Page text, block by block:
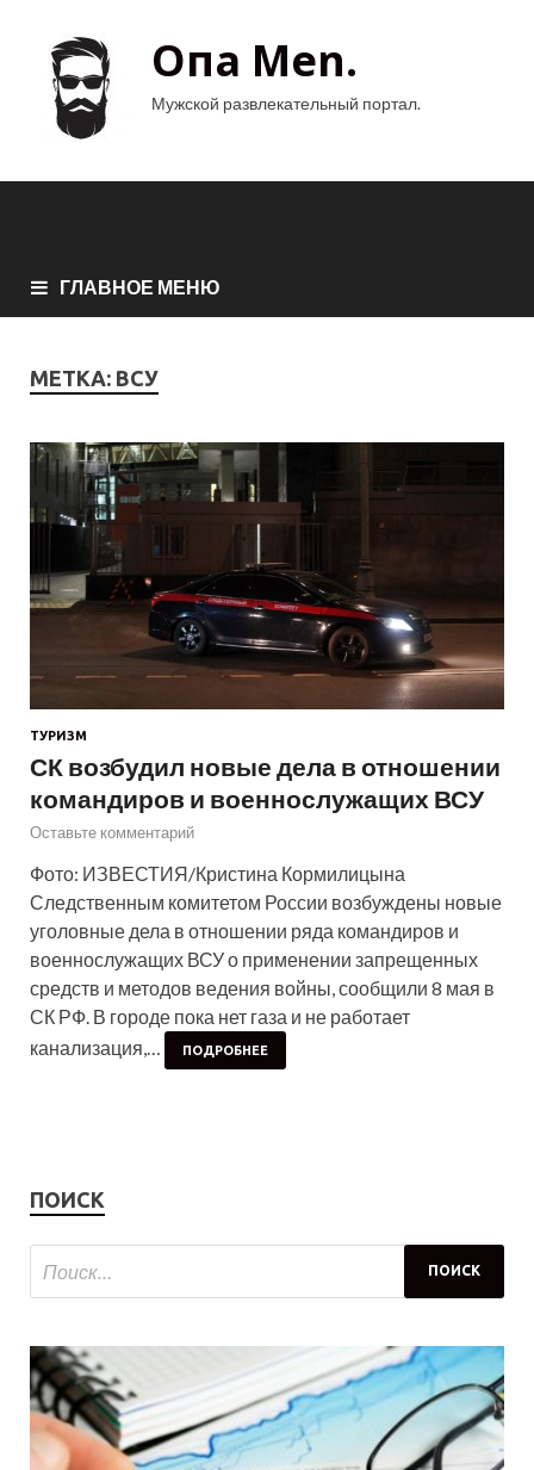
Опа Men.
Мужской развлекательный портал.
ГЛАВНОЕ МЕНЮ
МЕТКА: ВСУ
ТУРИЗМ
СК возбудил новые дела в отношении
командиров и военнослужащих ВСУ
Оставьте комментарий
Фото: ИЗВЕСТИЯ/Кристина Кормилицына
Следственным комитетом России возбуждены новые
уголовные дела в отношении ряда командиров и
военнослужащих ВСУ о применении запрещенных
средств и методов ведения войны, сообщили 8 мая в
СК РФ. В городе пока нет газа и не работает
канализация,…
ПОДРОБНЕЕ
ПОИСК